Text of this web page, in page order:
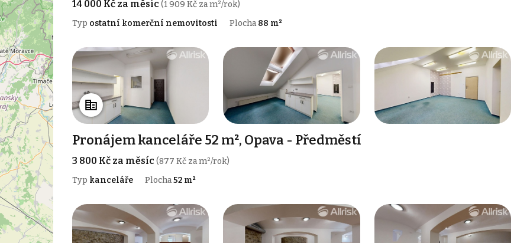
14 000 Kč za měsíc(1 909 Kč za m²/rok)
Typ ostatní komerční nemovitosti Plocha 88 m²
Pronájem kanceláře 52 m², Opava - Předměstí
3 800 Kč za měsíc(877 Kč za m²/rok)
Typ kanceláře Plocha52 m²